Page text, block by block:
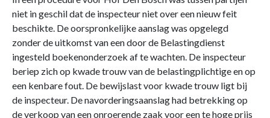
niet in geschil dat de inspecteur niet over een nieuw feit
beschikte. De oorspronkelijke aanslag was opgelegd
zonder de uitkomst van een door de Belastingdienst
ingesteld boekenonderzoek af te wachten. De inspecteur
beriep zich op kwade trouw van de belastingplichtige en op
een kenbare fout. De bewijslast voor kwade trouw ligt bij
de inspecteur. De navorderingsaanslag had betrekking op
de verkoop van een onroerende zaak voor een te hoge prijs